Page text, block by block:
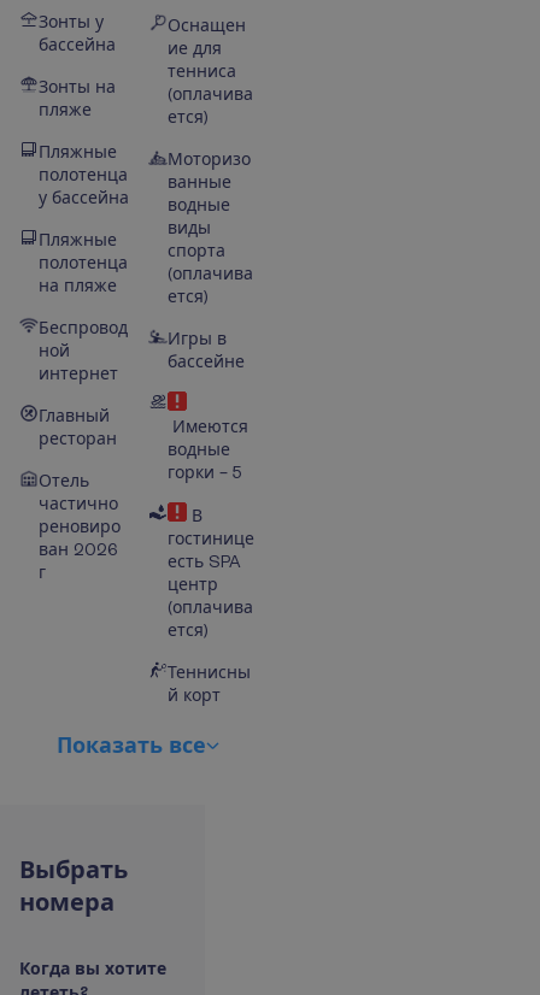
Зонты у
бассейна
Зонты на
пляже
Пляжные
полотенца
у бассейна
Пляжные
полотенца
на пляже
Беспровод
ной
интернет
Главный
ресторан
Отель
частично
реновиро
ван 2026
г
Оснащен
ие для
тенниса
(оплачива
ется)
Моторизо
ванные
водные
виды
спорта
(оплачива
ется)
Игры в
бассейне
Имеются
водные
горки – 5
В
гостинице
есть SPA
центр
(оплачива
ется)
Теннисны
й корт
Показать все
Выбрать
номера
Когда вы хотите